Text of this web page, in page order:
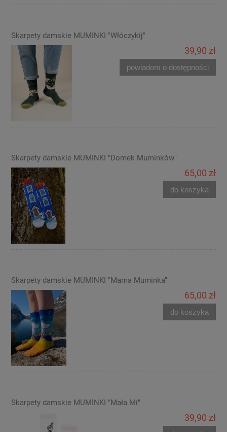
Skarpety damskie MUMINKI "Włóczykij"
39,90 zł
powiadom o dostępności
Skarpety damskie MUMINKI "Domek Muminków"
65,00 zł
do koszyka
Skarpety damskie MUMINKI "Mama Muminka"
65,00 zł
do koszyka
Skarpety damskie MUMINKI "Mała Mi"
39,90 zł